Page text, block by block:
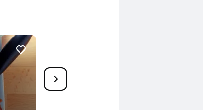
17
Schwarzwurzelgratin
60 Min.